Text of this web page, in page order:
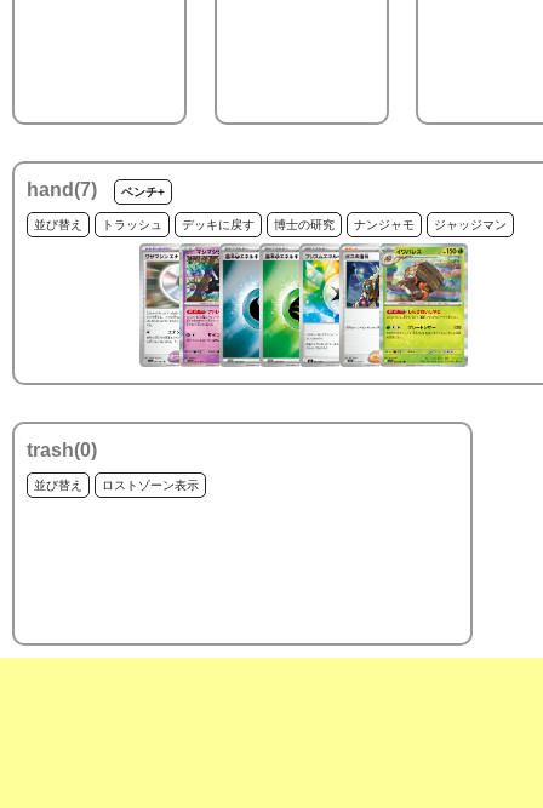
hand(7) ベンチ+
並び替え トラッシュ デッキに戻す 博士の研究 ナンジャモ ジャッジマン
trash(0)
並び替え ロストゾーン表示